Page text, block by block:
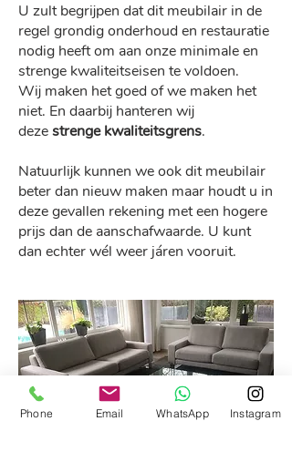
U zult begrijpen dat dit meubilair in de
regel grondig onderhoud en restauratie
nodig heeft om aan onze minimale en
strenge kwaliteitseisen te voldoen.
Wij maken het goed of we maken het
niet. En daarbij hanteren wij
dezestrenge kwaliteitsgrens.
Natuurlijk kunnen we ook dit meubilair
beter dan nieuw maken maar houdt u in
deze gevallen rekening met een hogere
prijs dan de aanschafwaarde. U kunt
dan echter wél weer járen vooruit.
Phone Email WhatsApp Instagram